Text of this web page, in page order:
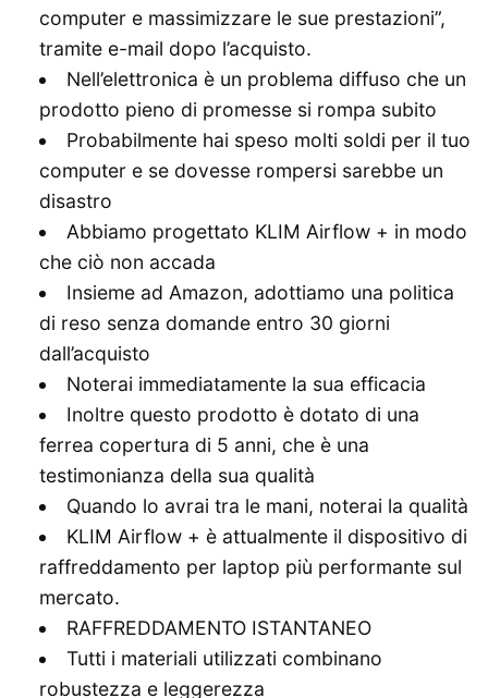
computer e massimizzare le sue prestazioni”,
tramite e-mail dopo l’acquisto.
Nell’elettronica è un problema diffuso che un
prodotto pieno di promesse si rompa subito
Probabilmente hai speso molti soldi per il tuo
computer e se dovesse rompersi sarebbe un
disastro
Abbiamo progettato KLIM Airflow + in modo
che ciò non accada
Insieme ad Amazon, adottiamo una politica
di reso senza domande entro 30 giorni
dall’acquisto
Noterai immediatamente la sua efficacia
Inoltre questo prodotto è dotato di una
ferrea copertura di 5 anni, che è una
testimonianza della sua qualità
Quando lo avrai tra le mani, noterai la qualità
KLIM Airflow + è attualmente il dispositivo di
raffreddamento per laptop più performante sul
mercato.
RAFFREDDAMENTO ISTANTANEO
Tutti i materiali utilizzati combinano
robustezza e leggerezza